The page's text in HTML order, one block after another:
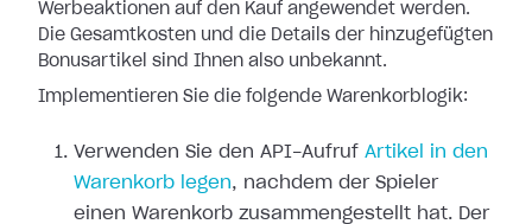
Werbeaktionen auf den Kauf angewendet werden.
Die Gesamtkosten und die Details der hinzugefügten
Bonusartikel sind Ihnen also unbekannt.
Implementieren Sie die folgende Warenkorblogik:
Verwenden Sie den API-Aufruf Artikel in den
Warenkorb legen, nachdem der Spieler
einen Warenkorb zusammengestellt hat. Der